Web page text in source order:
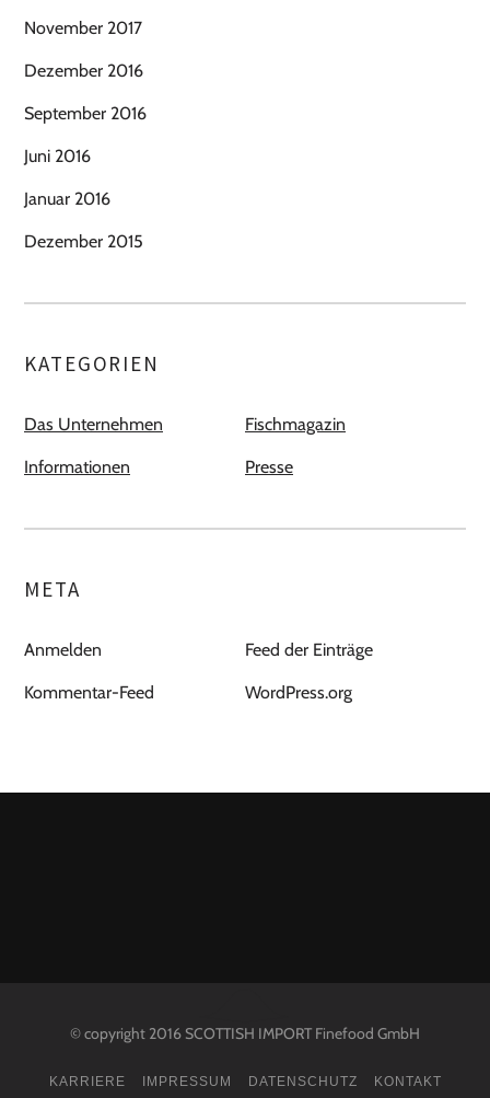
November 2017
Dezember 2016
September 2016
Juni 2016
Januar 2016
Dezember 2015
KATEGORIEN
Das Unternehmen Fischmagazin
Informationen Presse
META
Anmelden Feed der Einträge
Kommentar-Feed WordPress.org
© copyright 2016 SCOTTISH IMPORT Finefood GmbH
KARRIERE IMPRESSUM DATENSCHUTZ KONTAKT